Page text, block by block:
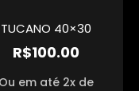
TUCANO 40×30
R$100.00
Ou em até 2x de